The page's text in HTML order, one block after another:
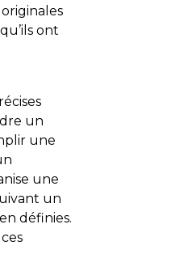
ont
un
une
une
un
définies.